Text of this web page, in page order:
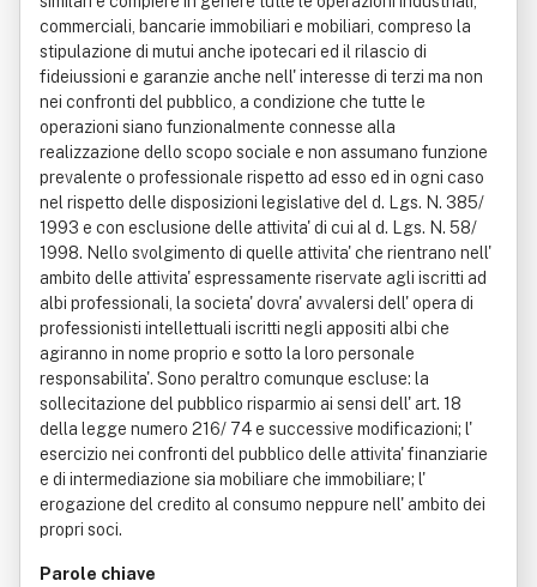
commerciali, bancarie immobiliari e mobiliari, compreso la
stipulazione di mutui anche ipotecari ed il rilascio di
fideiussioni e garanzie anche nell' interesse di terzi ma non
nei confronti del pubblico, a condizione che tutte le
operazioni siano funzionalmente connesse alla
realizzazione dello scopo sociale e non assumano funzione
prevalente o professionale rispetto ad esso ed in ogni caso
nel rispetto delle disposizioni legislative del d. Lgs. N. 385/
1993 e con esclusione delle attivita' di cui al d. Lgs. N. 58/
1998. Nello svolgimento di quelle attivita' che rientrano nell'
ambito delle attivita' espressamente riservate agli iscritti ad
albi professionali, la societa' dovra' avvalersi dell' opera di
professionisti intellettuali iscritti negli appositi albi che
agiranno in nome proprio e sotto la loro personale
responsabilita'. Sono peraltro comunque escluse: la
sollecitazione del pubblico risparmio ai sensi dell' art. 18
della legge numero 216/ 74 e successive modificazioni; l'
esercizio nei confronti del pubblico delle attivita' finanziarie
e di intermediazione sia mobiliare che immobiliare; l'
erogazione del credito al consumo neppure nell' ambito dei
propri soci.
Parole chiave